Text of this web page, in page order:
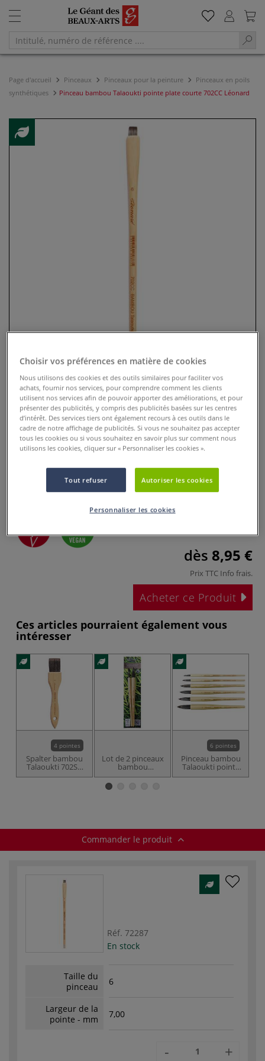
Page d'accueil Pinceaux Pinceaux pour la peinture
Pinceaux en poils
synthétiques
Pinceau bambou Talaoukti pointe plate courte 702CC Léonard
Pinceau bambou Talaoukti pointe
plate courte 702CC Léonard
0 Commentaires
dès 8,95 €
Prix TTC Info frais.
Acheter ce Produit
Ces articles pourraient également vous
intéresser
4 pointes
Spalter bambou
Talaoukti 702SP
Léonard
Lot de 2 pinceaux
bambou
Talaoukti 702RO
6 pointes
Pinceau bambou
Talaoukti pointe
ronde 702RO
Commander le produit
Réf. 72287
En stock
Taille du
pinceau
6
Largeur de la
pointe - mm
7,00
- +
Choisir vos préférences en matière de cookies
Nous utilisons des cookies et des outils similaires pour faciliter vos
achats, fournir nos services, pour comprendre comment les clients
utilisent nos services afin de pouvoir apporter des améliorations, et pour
présenter des publicités, y compris des publicités basées sur les centres
d’intérêt. Des services tiers ont également recours à ces outils dans le
cadre de notre affichage de publicités. Si vous ne souhaitez pas accepter
tous les cookies ou si vous souhaitez en savoir plus sur comment nous
utilisons les cookies, cliquer sur « Personnaliser les cookies ».
Tout refuser Autoriser les cookies
Personnaliser les cookies